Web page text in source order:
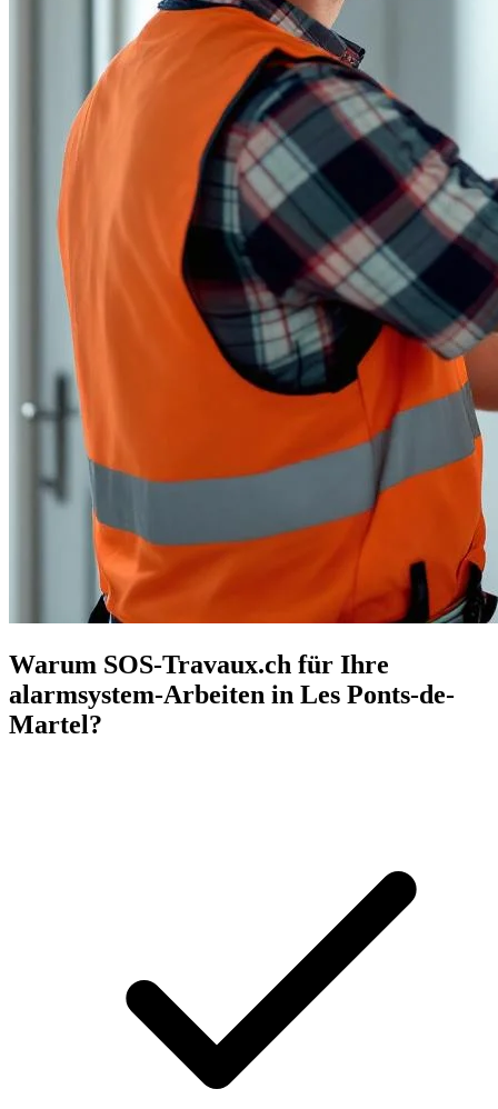
Warum SOS-Travaux.ch für Ihre
alarmsystem-Arbeiten in Les Ponts-de-
Martel?